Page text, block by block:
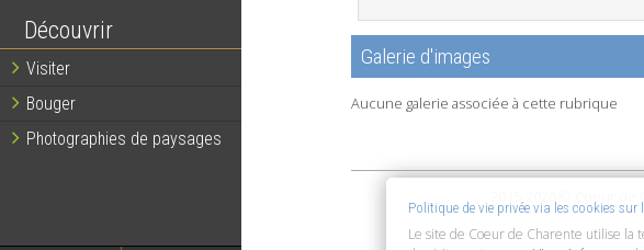
Découvrir
Visiter
Bouger
Photographies de paysages
Galerie d'images
Aucune galerie associée à cette rubrique
Politique de vie privée via les cookies
Le site de Coeur de Charente utilise la